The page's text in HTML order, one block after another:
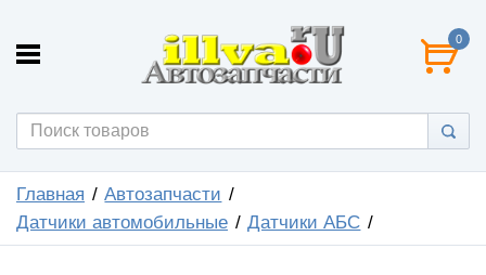
0
Главная
Автозапчасти
Датчики автомобильные
Датчики АБС